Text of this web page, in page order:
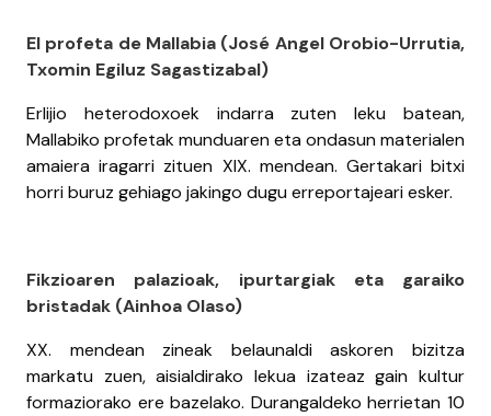
El profeta de Mallabia (José Angel Orobio-Urrutia,
Txomin Egiluz Sagastizabal)
Erlijio heterodoxoek indarra zuten leku batean,
Mallabiko profetak munduaren eta ondasun materialen
amaiera iragarri zituen XIX. mendean. Gertakari bitxi
horri buruz gehiago jakingo dugu erreportajeari esker.
Fikzioaren palazioak, ipurtargiak eta garaiko
bristadak (Ainhoa Olaso)
XX. mendean zineak belaunaldi askoren bizitza
markatu zuen, aisialdirako lekua izateaz gain kultur
formaziorako ere bazelako. Durangaldeko herrietan 10